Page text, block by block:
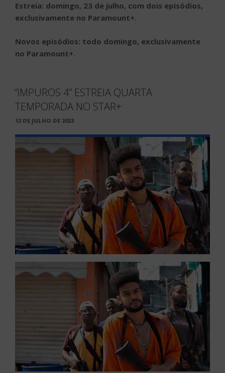
Estreia: domingo, 23 de julho, com dois episódios,
exclusivamente no Paramount+.
Novos episódios: todo domingo, exclusivamente
no Paramount+.
“IMPUROS 4” ESTREIA QUARTA
TEMPORADA NO STAR+
PUBLICADO
12 DE JULHO DE 2023